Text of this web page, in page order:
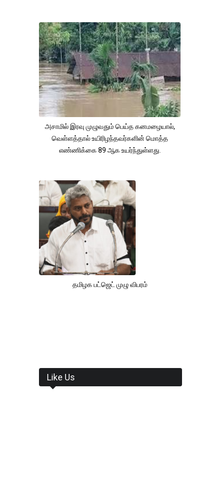
அசாமில் இரவு முழுவதும் பெய்த கனமழையால்,
வெள்ளத்தால் உயிரிழந்தவர்களின் மொத்த
எண்ணிக்கை 89 ஆக உயர்ந்துள்ளது.
தமிழக பட்ஜெட் முழு விபரம்
Like Us